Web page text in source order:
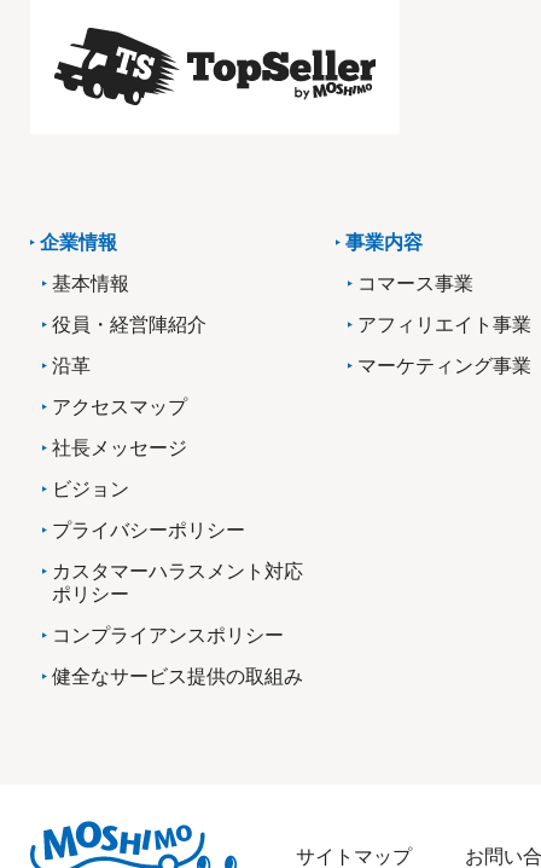
企業情報
基本情報
役員・経営陣紹介
沿革
アクセスマップ
社長メッセージ
ビジョン
プライバシーポリシー
カスタマーハラスメント対応
ポリシー
コンプライアンスポリシー
健全なサービス提供の取組み
事業内容
コマース事業
アフィリエイト事業
マーケティング事業
サイトマップ お問い